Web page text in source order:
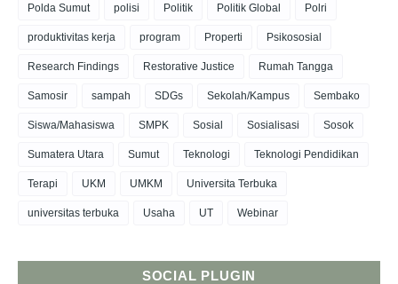
Polda Sumut polisi Politik Politik Global Polri
produktivitas kerja program Properti Psikososial
Research Findings Restorative Justice Rumah Tangga
Samosir sampah SDGs Sekolah/Kampus Sembako
Siswa/Mahasiswa SMPK Sosial Sosialisasi Sosok
Sumatera Utara Sumut Teknologi Teknologi Pendidikan
Terapi UKM UMKM Universita Terbuka
universitas terbuka Usaha UT Webinar
SOCIAL PLUGIN